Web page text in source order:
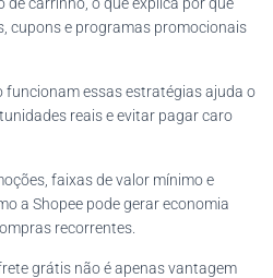
cupons e programas promocionais
funcionam essas estratégias ajuda o
reais e evitar pagar caro
faixas de valor mínimo e
a Shopee pode gerar economia
recorrentes.
grátis não é apenas vantagem